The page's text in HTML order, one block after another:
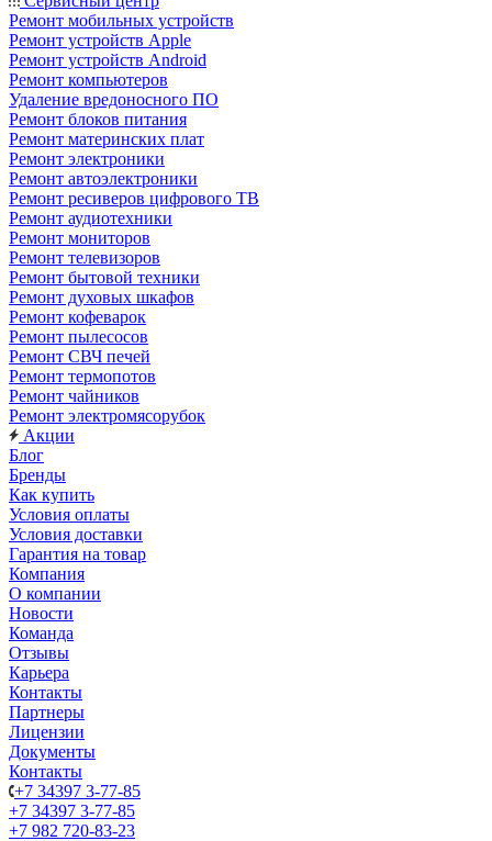
Ремонт мобильных устройств
Ремонт устройств Apple
Ремонт устройств Android
Ремонт компьютеров
Удаление вредоносного ПО
Ремонт блоков питания
Ремонт материнских плат
Ремонт электроники
Ремонт автоэлектроники
Ремонт ресиверов цифрового ТВ
Ремонт аудиотехники
Ремонт мониторов
Ремонт телевизоров
Ремонт бытовой техники
Ремонт духовых шкафов
Ремонт кофеварок
Ремонт пылесосов
Ремонт СВЧ печей
Ремонт термопотов
Ремонт чайников
Ремонт электромясорубок
Акции
Блог
Бренды
Как купить
Условия оплаты
Условия доставки
Гарантия на товар
Компания
О компании
Новости
Команда
Отзывы
Карьера
Контакты
Партнеры
Лицензии
Документы
Контакты
+7 34397 3-77-85
+7 34397 3-77-85
+7 982 720-83-23